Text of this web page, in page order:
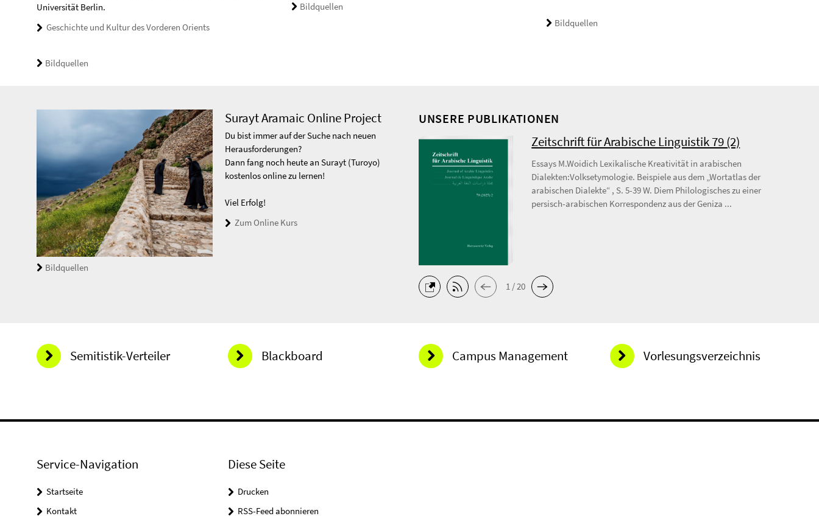
Universität Berlin.
Geschichte und Kultur des Vorderen Orients
Bildquellen
Bildquellen
Bildquellen
Surayt Aramaic Online Project
Du bist immer auf der Suche nach neuen
Herausforderungen?
Dann fang noch heute an Surayt (Turoyo)
kostenlos online zu lernen!
Viel Erfolg!
Zum Online Kurs
Bildquellen
UNSERE PUBLIKATIONEN
Zeitschrift für Arabische Linguistik 79 (2)
Essays M.Woidich Lexikalische Kreativität in arabischen
Dialekten:Volksetymologie. Beispiele aus dem „Wortatlas der
arabischen Dialekte“ , S. 5-39 W. Diem Philologisches zu einer
persisch-arabischen Korrespondenz aus der Geniza ...
1 / 20
Semitistik-Verteiler Blackboard Campus Management Vorlesungsverzeichnis
Service-Navigation
Startseite
Kontakt
Diese Seite
Drucken
RSS-Feed abonnieren